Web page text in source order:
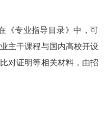
《专业指导目录》中，可
主干课程与国内高校开设
对证明等相关材料，由招